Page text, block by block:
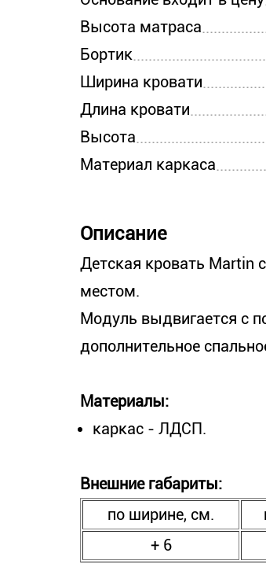
Высота матраса
Бортик
Ширина кровати
Длина кровати
Высота
Материал каркаса
Описание
Детская кровать
местом.
Модуль выдвигается с
дополнительное
Материалы:
каркас - ЛДСП.
Внешние габариты:
по ширине, см.
+ 6